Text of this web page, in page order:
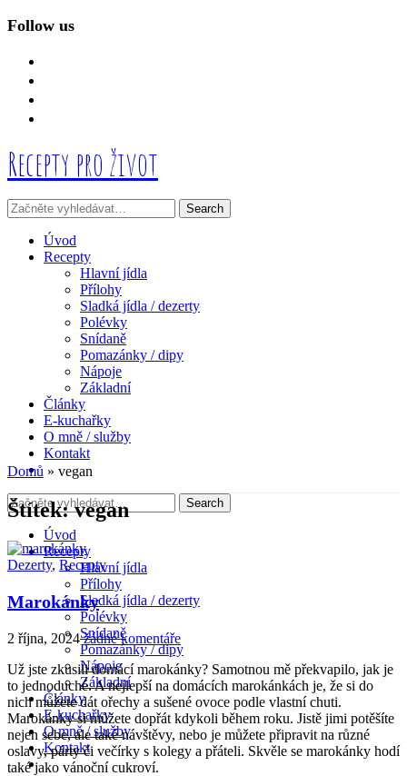
Follow us
Recepty pro život
Úvod
Recepty
Hlavní jídla
Přílohy
Sladká jídla / dezerty
Polévky
Snídaně
Pomazánky / dipy
Nápoje
Základní
Články
E-kuchařky
O mně / služby
Kontakt
Úvod
Recepty
Hlavní jídla
Přílohy
Sladká jídla / dezerty
Polévky
Snídaně
Pomazánky / dipy
Nápoje
Základní
Články
E-kuchařky
O mně / služby
Kontakt
Domů » vegan
Štítek:vegan
Dezerty, Recepty
Marokánky
2 října, 2024 žádné komentáře
Už jste zkusili domácí marokánky? Samotnou mě překvapilo, jak je
to jednoduché. A nejlepší na domácích marokánkách je, že si do
nich můžete dát ořechy a sušené ovoce podle vlastní chuti.
Marokánky si můžete dopřát kdykoli během roku. Jistě jimi potěšíte
nejen sebe, ale také návštěvy, nebo je můžete připravit na různé
oslavy, párty či večírky s kolegy a přáteli. Skvěle se marokánky hodí
také jako vánoční cukroví.